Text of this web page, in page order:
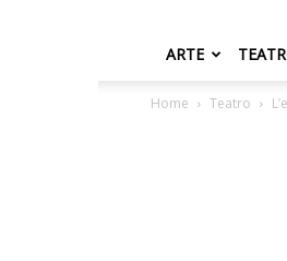
ARTE
Home Teatro